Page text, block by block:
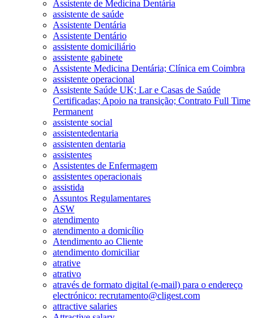
Assistente de Medicina Dentária
assistente de saúde
Assistente Dentária
Assistente Dentário
assistente domiciliário
assistente gabinete
Assistente Medicina Dentária; Clínica em Coimbra
assistente operacional
Assistente Saúde UK; Lar e Casas de Saúde
Certificadas; Apoio na transição; Contrato Full Time
Permanent
assistente social
assistentedentaria
assistenten dentaria
assistentes
Assistentes de Enfermagem
assistentes operacionais
assistida
Assuntos Regulamentares
ASW
atendimento
atendimento a domicílio
Atendimento ao Cliente
atendimento domiciliar
atrative
atrativo
através de formato digital (e-mail) para o endereço
electrónico: recrutamento@cligest.com
attractive salaries